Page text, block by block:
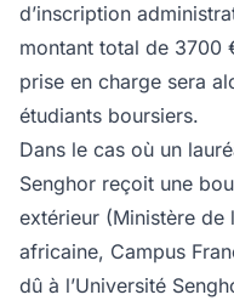
d’inscription
montant total de 3700
prise en charge sera
étudiants boursiers.
Dans le cas où un
Senghor reçoit une
extérieur (Ministère de
africaine, Campus
dû à l’Université